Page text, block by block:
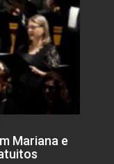
Mariana e